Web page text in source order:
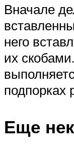
Вначале
него
их
подпорках
Еще